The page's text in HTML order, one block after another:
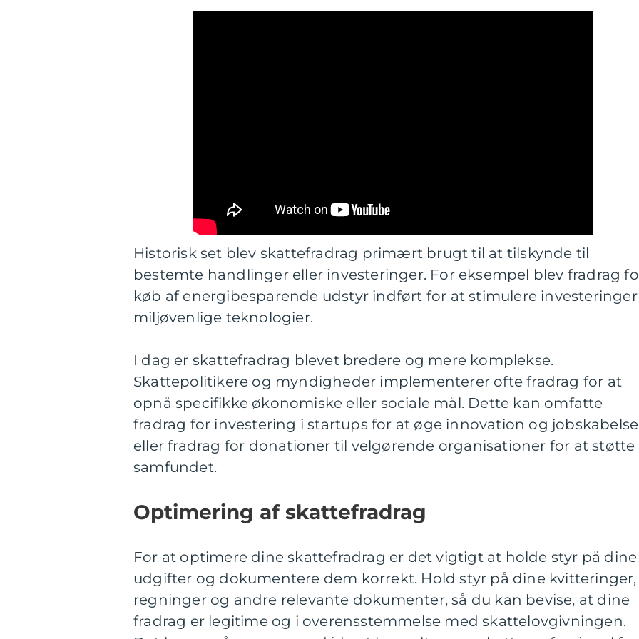
Historisk set blev skattefradrag primært brugt til at tilskynde til
bestemte handlinger eller investeringer. For eksempel blev fradrag
køb af energibesparende udstyr indført for at stimulere
miljøvenlige teknologier.
I dag er skattefradrag blevet bredere og mere komplekse.
Skattepolitikere og myndigheder implementerer ofte fradrag for at
opnå specifikke økonomiske eller sociale mål. Dette kan omfatte
fradrag for investering i startups for at øge innovation og jobskabelse
eller fradrag for donationer til velgørende organisationer for at støtte
samfundet.
Optimering af skattefradrag
For at optimere dine skattefradrag er det vigtigt at holde styr på dine
udgifter og dokumentere dem korrekt. Hold styr på dine kvitteringer,
regninger og andre relevante dokumenter, så du kan bevise, at dine
fradrag er legitime og i overensstemmelse med skattelovgivningen.